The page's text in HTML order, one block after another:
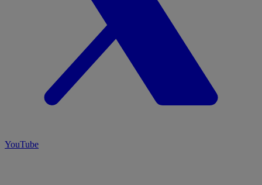
YouTube